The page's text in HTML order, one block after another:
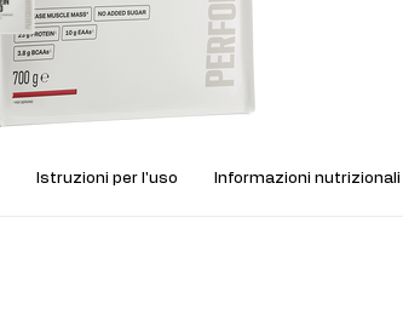
Istruzioni per l'uso Informazioni nutrizionali